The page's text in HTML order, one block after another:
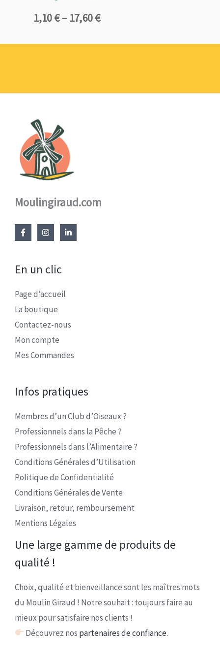
1,10€– 17,60€
Plage
prix :
Moulingiraud.com
En un clic
Page d’accueil
La boutique
Contactez-nous
Mon compte
Mes Commandes
Infos pratiques
Membres d’un Club d’Oiseaux ?
Professionnels dans la Pêche ?
Professionnels dans l’Alimentaire ?
Conditions Générales d’Utilisation
Politique de Confidentialité
Conditions Générales de Vente
Livraison, retour, remboursement
Mentions Légales
Une large gamme de produits de
qualité !
Choix, qualité et bienveillance sont les maîtres mots
du Moulin Giraud ! Notre souhait : toujours faire au
mieux pour satisfaire nos clients !
Découvrez nos partenaires de confiance.